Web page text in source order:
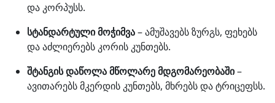
და კორპუსს.
სტანდარტული მოჭიმვა– ამუშავებს ზურგს, ფეხებს
და აძლიერებს კორის კუნთებს.
შტანგის დაწოლა მწოლარე მდგომარეობაში–
ავითარებს მკერდის კუნთებს, მხრებს და ტრიცეფსს.